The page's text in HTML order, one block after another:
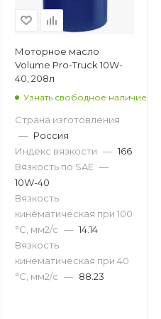
Моторное масло
Volume Pro-Truck 10W-
40, 208л
Узнать свободное наличие
Страна изготовления
— Россия
Индекс вязкости — 166
Вязкость по SAE —
10W-40
Вязкость
кинематическая при 100
°С, мм2/с — 14.14
Вязкость
кинематическая при 40
°С, мм2/с — 88.23